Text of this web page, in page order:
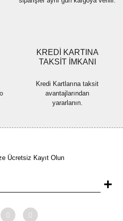
KREDİ KARTINA
TAKSİT İMKANI
Kredi Kartlarına taksit
avantajlarından
yararlanın.
Ücretsiz Kayıt Olun
+